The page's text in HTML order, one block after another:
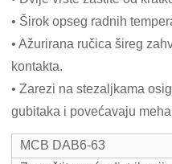
• Širok opseg radnih
• Ažurirana ručica šireg
kontakta.
• Zarezi na stezaljkama
gubitaka i povećavaju
MCB DAB6-63